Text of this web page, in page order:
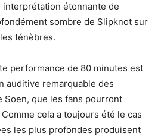
interprétation étonnante de
sombre de Slipknot sur
ténèbres.
performance de 80 minutes est
auditive remarquable des
Soen, que les fans pourront
cela a toujours été le cas
les plus profondes produisent